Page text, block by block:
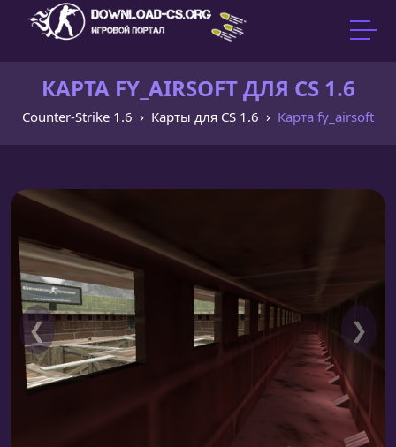
КАРТА FY_AIRSOFT ДЛЯ CS 1.6
Counter-Strike 1.6 Карты для CS 1.6 Карта fy_airsoft
❮ ❯